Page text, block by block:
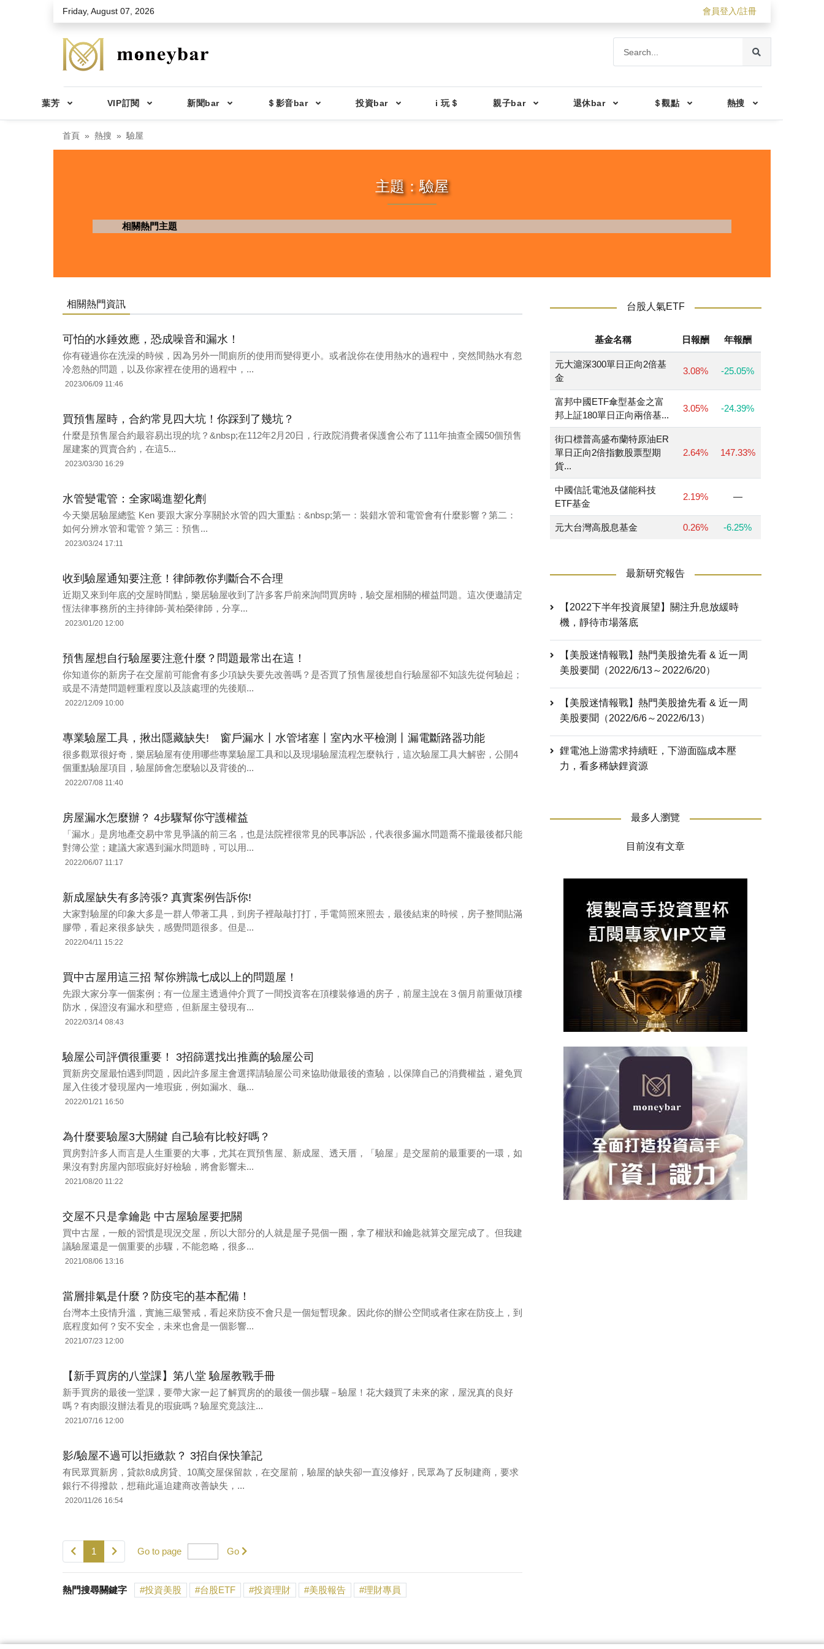
Skip to main contentFriday, August 07, 2026 會員登入/註冊
葉芳 VIP訂閱 新聞bar ＄影音bar 投資bar i 玩＄ 親子bar 退休bar ＄觀點 熱搜
首頁 熱搜 驗屋
主題：驗屋
相關熱門主題
相關熱門資訊
可怕的水錘效應，恐成噪音和漏水！
你有碰過你在洗澡的時候，因為另外一間廁所的使用而變得更小。或者說你在使用熱水的過程中，突然間熱水有忽
冷忽熱的問題，以及你家裡在使用的過程中，...
2023/06/09 11:46
買預售屋時，合約常見四大坑！你踩到了幾坑？
什麼是預售屋合約最容易出現的坑？&nbsp;在112年2月20日，行政院消費者保護會公布了111年抽查全國50個預售
屋建案的買賣合約，在這5...
2023/03/30 16:29
水管變電管：全家喝進塑化劑
今天樂居驗屋總監 Ken 要跟大家分享關於水管的四大重點：&nbsp;第一：裝錯水管和電管會有什麼影響？第二：
如何分辨水管和電管？第三：預售...
2023/03/24 17:11
收到驗屋通知要注意！律師教你判斷合不合理
近期又來到年底的交屋時間點，樂居驗屋收到了許多客戶前來詢問買房時，驗交屋相關的權益問題。這次便邀請定
恆法律事務所的主持律師-黃柏榮律師，分享...
2023/01/20 12:00
預售屋想自行驗屋要注意什麼？問題最常出在這！
你知道你的新房子在交屋前可能會有多少項缺失要先改善嗎？是否買了預售屋後想自行驗屋卻不知該先從何驗起；
或是不清楚問題輕重程度以及該處理的先後順...
2022/12/09 10:00
專業驗屋工具，揪出隱藏缺失! 窗戶漏水丨水管堵塞丨室內水平檢測丨漏電斷路器功能
很多觀眾很好奇，樂居驗屋有使用哪些專業驗屋工具和以及現場驗屋流程怎麼執行，這次驗屋工具大解密，公開4
個重點驗屋項目，驗屋師會怎麼驗以及背後的...
2022/07/08 11:40
房屋漏水怎麼辦？ 4步驟幫你守護權益
「漏水」是房地產交易中常見爭議的前三名，也是法院裡很常見的民事訴訟，代表很多漏水問題喬不攏最後都只能
對簿公堂；建議大家遇到漏水問題時，可以用...
2022/06/07 11:17
新成屋缺失有多誇張? 真實案例告訴你!
大家對驗屋的印象大多是一群人帶著工具，到房子裡敲敲打打，手電筒照來照去，最後結束的時候，房子整間貼滿
膠帶，看起來很多缺失，感覺問題很多。但是...
2022/04/11 15:22
買中古屋用這三招 幫你辨識七成以上的問題屋！
先跟大家分享一個案例；有一位屋主透過仲介買了一間投資客在頂樓裝修過的房子，前屋主說在３個月前重做頂樓
防水，保證沒有漏水和壁癌，但新屋主發現有...
2022/03/14 08:43
驗屋公司評價很重要！ 3招篩選找出推薦的驗屋公司
買新房交屋最怕遇到問題，因此許多屋主會選擇請驗屋公司來協助做最後的查驗，以保障自己的消費權益，避免買
屋入住後才發現屋內一堆瑕疵，例如漏水、龜...
2022/01/21 16:50
為什麼要驗屋3大關鍵 自己驗有比較好嗎？
買房對許多人而言是人生重要的大事，尤其在買預售屋、新成屋、透天厝，「驗屋」是交屋前的最重要的一環，如
果沒有對房屋內部瑕疵好好檢驗，將會影響未...
2021/08/20 11:22
交屋不只是拿鑰匙 中古屋驗屋要把關
買中古屋，一般的習慣是現況交屋，所以大部分的人就是屋子晃個一圈，拿了權狀和鑰匙就算交屋完成了。但我建
議驗屋還是一個重要的步驟，不能忽略，很多...
2021/08/06 13:16
當層排氣是什麼？防疫宅的基本配備！
台灣本土疫情升溫，實施三級警戒，看起來防疫不會只是一個短暫現象。因此你的辦公空間或者住家在防疫上，到
底程度如何？安不安全，未來也會是一個影響...
2021/07/23 12:00
【新手買房的八堂課】第八堂 驗屋教戰手冊
新手買房的最後一堂課，要帶大家一起了解買房的的最後一個步驟－驗屋！花大錢買了未來的家，屋況真的良好
嗎？有肉眼沒辦法看見的瑕疵嗎？驗屋究竟該注...
2021/07/16 12:00
影/驗屋不過可以拒繳款？ 3招自保快筆記
有民眾買新房，貸款8成房貸、10萬交屋保留款，在交屋前，驗屋的缺失卻一直沒修好，民眾為了反制建商，要求
銀行不得撥款，想藉此逼迫建商改善缺失，...
2020/11/26 16:54
1 Go to page Go
熱門搜尋關鍵字 投資美股 台股ETF 投資理財 美股報告 理財專員
台股人氣ETF
基金名稱 日報酬 年報酬
元大滬深300單日正向2倍基
金
3.08% -25.05%
富邦中國ETF傘型基金之富
邦上証180單日正向兩倍基...
3.05% -24.39%
街口標普高盛布蘭特原油ER
單日正向2倍指數股票型期
貨...
2.64% 147.33%
中國信託電池及儲能科技
ETF基金
2.19% —
元大台灣高股息基金 0.26% -6.25%
最新研究報告
【2022下半年投資展望】關注升息放緩時
機，靜待市場落底
【美股迷情報戰】熱門美股搶先看 & 近一周
美股要聞（2022/6/13～2022/6/20）
【美股迷情報戰】熱門美股搶先看 & 近一周
美股要聞（2022/6/6～2022/6/13）
鋰電池上游需求持續旺，下游面臨成本壓
力，看多稀缺鋰資源
最多人瀏覽
目前沒有文章